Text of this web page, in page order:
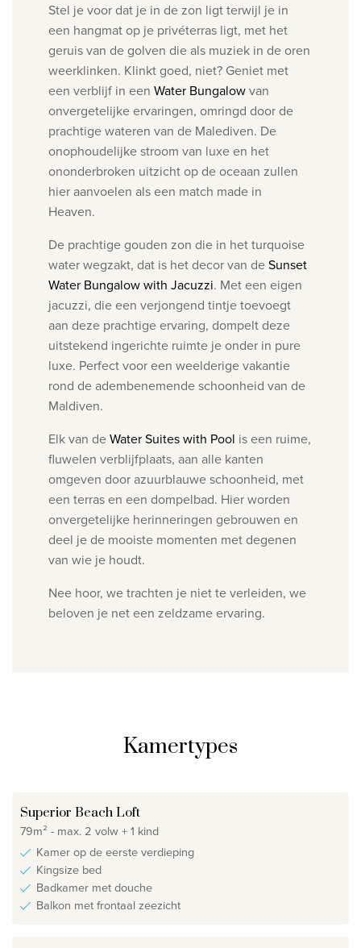
Stel je voor dat je in de zon ligt terwijl je in
een hangmat op je privéterras ligt, met het
geruis van de golven die als muziek in de oren
weerklinken. Klinkt goed, niet? Geniet met
een verblijf in een Water Bungalowvan
onvergetelijke ervaringen, omringd door de
prachtige wateren van de Malediven. De
onophoudelijke stroom van luxe en het
ononderbroken uitzicht op de oceaan zullen
hier aanvoelen als een match made in
Heaven.
De prachtige gouden zon die in het turquoise
water wegzakt, dat is het decor van deSunset
Water Bungalow with Jacuzzi. Meteen eigen
jacuzzi, die een verjongend tintje toevoegt
aan deze prachtige ervaring, dompelt deze
uitstekend ingerichte ruimte je onder in pure
luxe. Perfect voor een weelderige vakantie
rond de adembenemende schoonheid van de
Maldiven.
Elk van deWater Suites with Pool is een ruime,
fluwelen verblijfplaats, aan alle kanten
omgeven door azuurblauwe schoonheid, met
een terras en een dompelbad. Hier worden
onvergetelijke herinneringen gebrouwen en
deel je de mooiste momenten met degenen
van wie je houdt.
Nee hoor, we trachten je niet te verleiden, we
beloven je net een zeldzame ervaring.
Kamertypes
Superior Beach Loft
79m² - max. 2 volw + 1 kind
Kamer op de eerste verdieping
Kingsize bed
Badkamer met douche
Balkon met frontaal zeezicht